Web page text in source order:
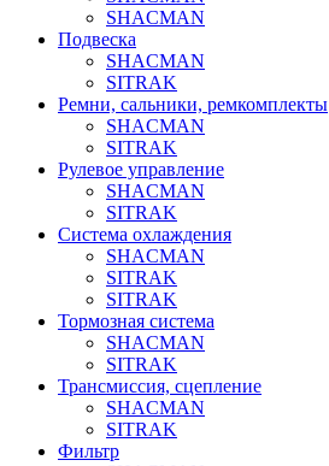
SHACMAN
Подвеска
SHACMAN
SITRAK
Ремни, сальники, ремкомплекты
SHACMAN
SITRAK
Рулевое управление
SHACMAN
SITRAK
Система охлаждения
SHACMAN
SITRAK
SITRAK
Тормозная система
SHACMAN
SITRAK
Трансмиссия, сцепление
SHACMAN
SITRAK
Фильтр